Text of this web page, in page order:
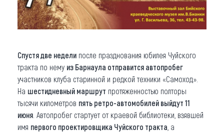
Спустя две недели после празднования юбилея Чуйского
тракта по нему из Барнаула отправится автопробег
участников клуба старинной и редкой техники «Самоход».
На шестидневный маршрут протяженностью полторы
тысячи километров пять ретро-автомобилей выйдут 11
июня . Автопробег стартует от краевой библиотеки, взявшей
имя первого проектировщика Чуйского тракта , а